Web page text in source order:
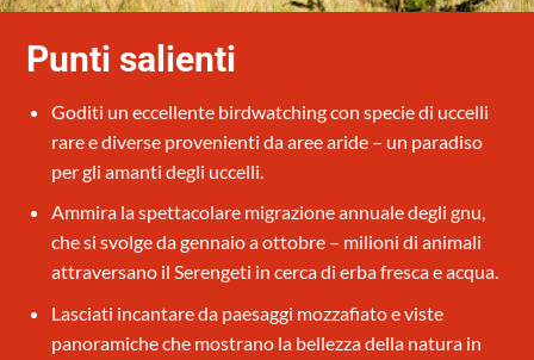
Punti salienti
Goditi un eccellente birdwatching con specie di uccelli
rare e diverse provenienti da aree aride – un paradiso
per gli amanti degli uccelli.
Ammira la spettacolare migrazione annuale degli gnu,
che si svolge da gennaio a ottobre – milioni di animali
attraversano il Serengeti in cerca di erba fresca e acqua.
Lasciati incantare da paesaggi mozzafiato e viste
panoramiche che mostrano la bellezza della natura in